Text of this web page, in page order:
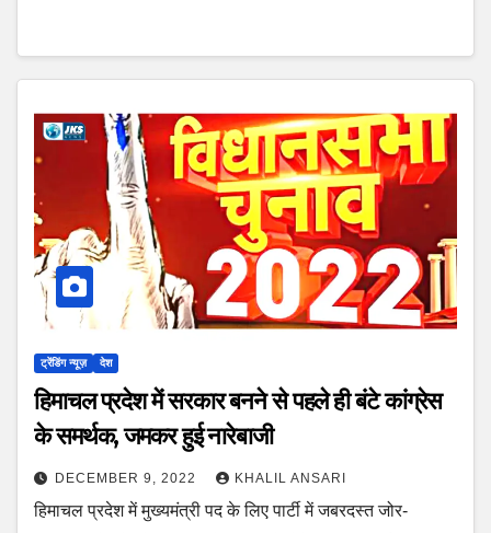
ट्रेंडिंग न्यूज़ देश
हिमाचल प्रदेश में सरकार बनने से पहले ही बंटे कांग्रेस
के समर्थक, जमकर हुई नारेबाजी
DECEMBER 9, 2022 KHALIL ANSARI
हिमाचल प्रदेश में मुख्यमंत्री पद के लिए पार्टी में जबरदस्त जोर-